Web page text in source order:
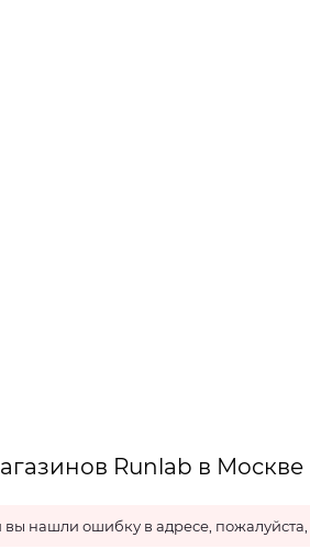
Runlab в Москве
нашли ошибку в адресе, пожалуйста,